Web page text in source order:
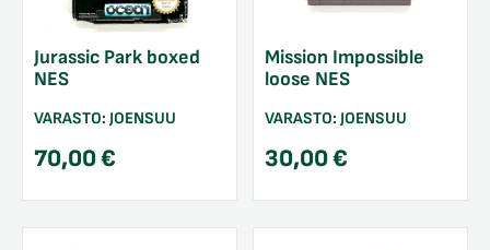
Jurassic Park boxed
NES
VARASTO: JOENSUU
70,00€
Mission Impossible
loose NES
VARASTO: JOENSUU
30,00€